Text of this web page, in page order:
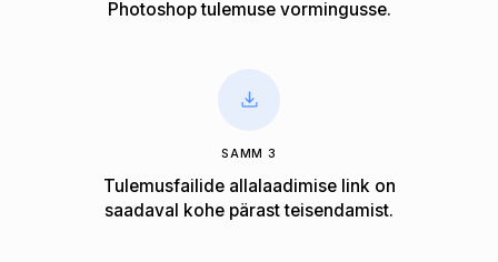
Photoshop tulemuse vormingusse.
SAMM 3
Tulemusfailide allalaadimise link on
saadaval kohe pärast teisendamist.